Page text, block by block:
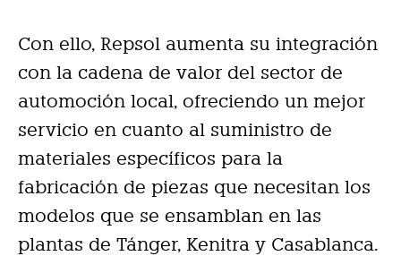
Con ello, Repsol aumenta su integración
con la cadena de valor del sector de
automoción local, ofreciendo un mejor
servicio en cuanto al suministro de
materiales específicos para la
fabricación de piezas que necesitan los
modelos que se ensamblan en las
plantas de Tánger, Kenitra y Casablanca.